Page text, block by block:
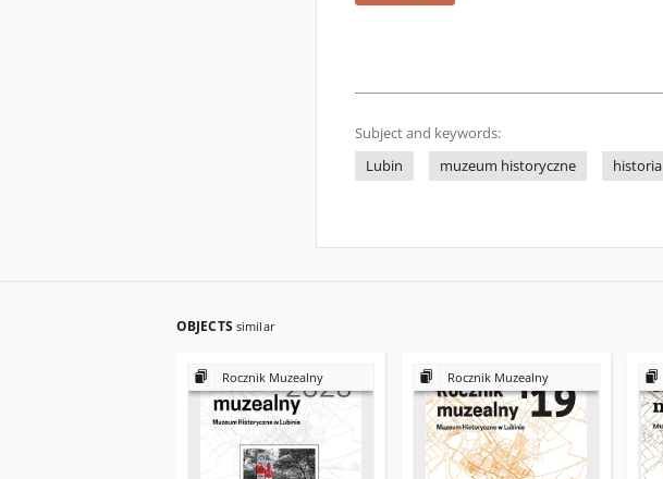
Subject and keywords:
Lubin
muzeum historyczne historia
OBJECTS similar
Rocznik Muzealny Rocznik Muzealny